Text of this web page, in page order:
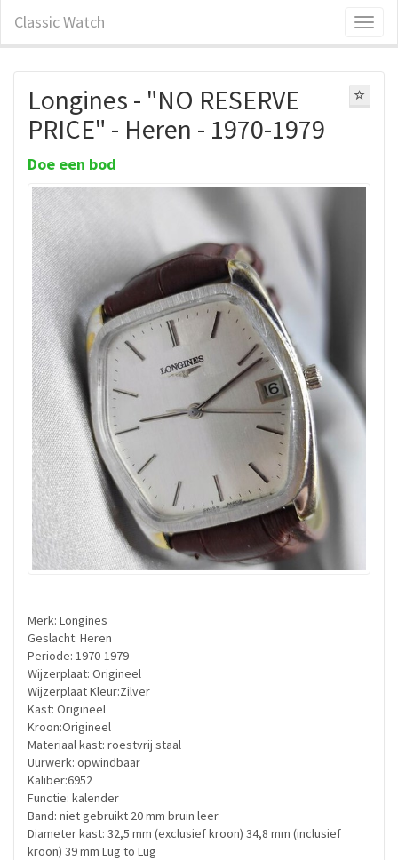
Classic Watch
Longines - "NO RESERVE
PRICE" - Heren - 1970-1979
Doe een bod
Merk: Longines
Geslacht: Heren
Periode: 1970-1979
Wijzerplaat: Origineel
Wijzerplaat Kleur:Zilver
Kast: Origineel
Kroon:Origineel
Materiaal kast: roestvrij staal
Uurwerk: opwindbaar
Kaliber:6952
Functie: kalender
Band: niet gebruikt 20 mm bruin leer
Diameter kast: 32,5 mm (exclusief kroon) 34,8 mm (inclusief
kroon) 39 mm Lug to Lug